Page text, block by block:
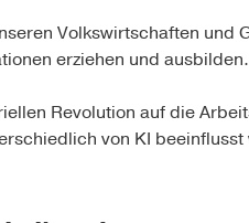
Volkswirtschaften und
erziehen und ausbilden.
Revolution auf die
von KI